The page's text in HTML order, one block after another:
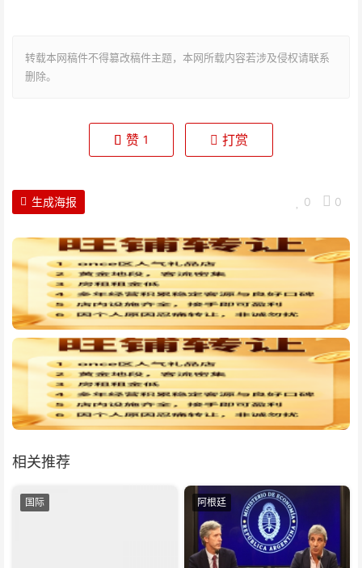
转载本网稿件不得篡改稿件主题，本网所载内容若涉及侵权请联系
删除。
赞 1 打赏
0 0
生成海报
相关推荐
国际 阿根廷